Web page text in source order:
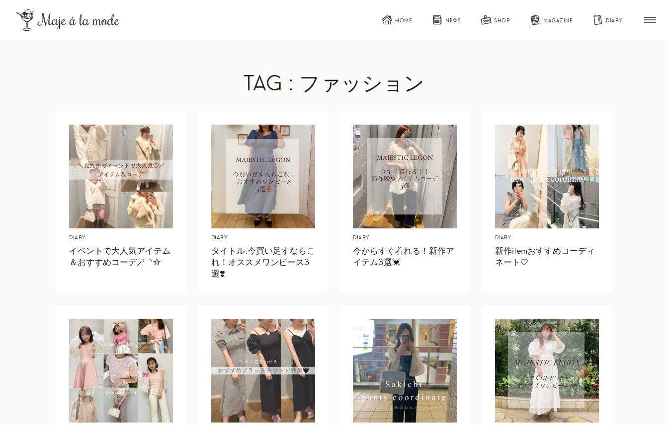
HOME NEWS SHOP MAGAZINE DIARY
TAG : ファッション
DIARY
イベントで大人気アイテム
＆おすすめコーデ🪄︎︎◝✩
DIARY
タイトル:今買い足すならこ
れ！オススメワンピース3
選❣️
DIARY
今からすぐ着れる！新作ア
イテム3選💓
DIARY
新作itemおすすめコーディ
ネート🤍